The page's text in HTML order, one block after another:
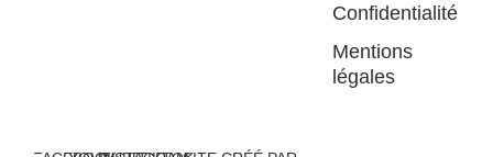
Confidentialité
Mentions
légales